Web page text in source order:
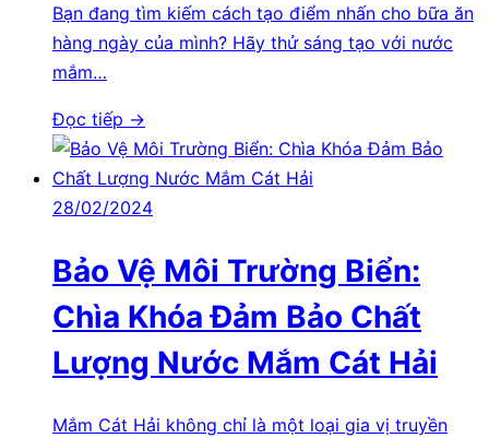
Bạn đang tìm kiếm cách tạo điểm nhấn cho bữa ăn
hàng ngày của mình? Hãy thử sáng tạo với nước
mắm…
Đọc tiếp →
28/02/2024
Bảo Vệ Môi Trường Biển:
Chìa Khóa Đảm Bảo Chất
Lượng Nước Mắm Cát Hải
Mắm Cát Hải không chỉ là một loại gia vị truyền